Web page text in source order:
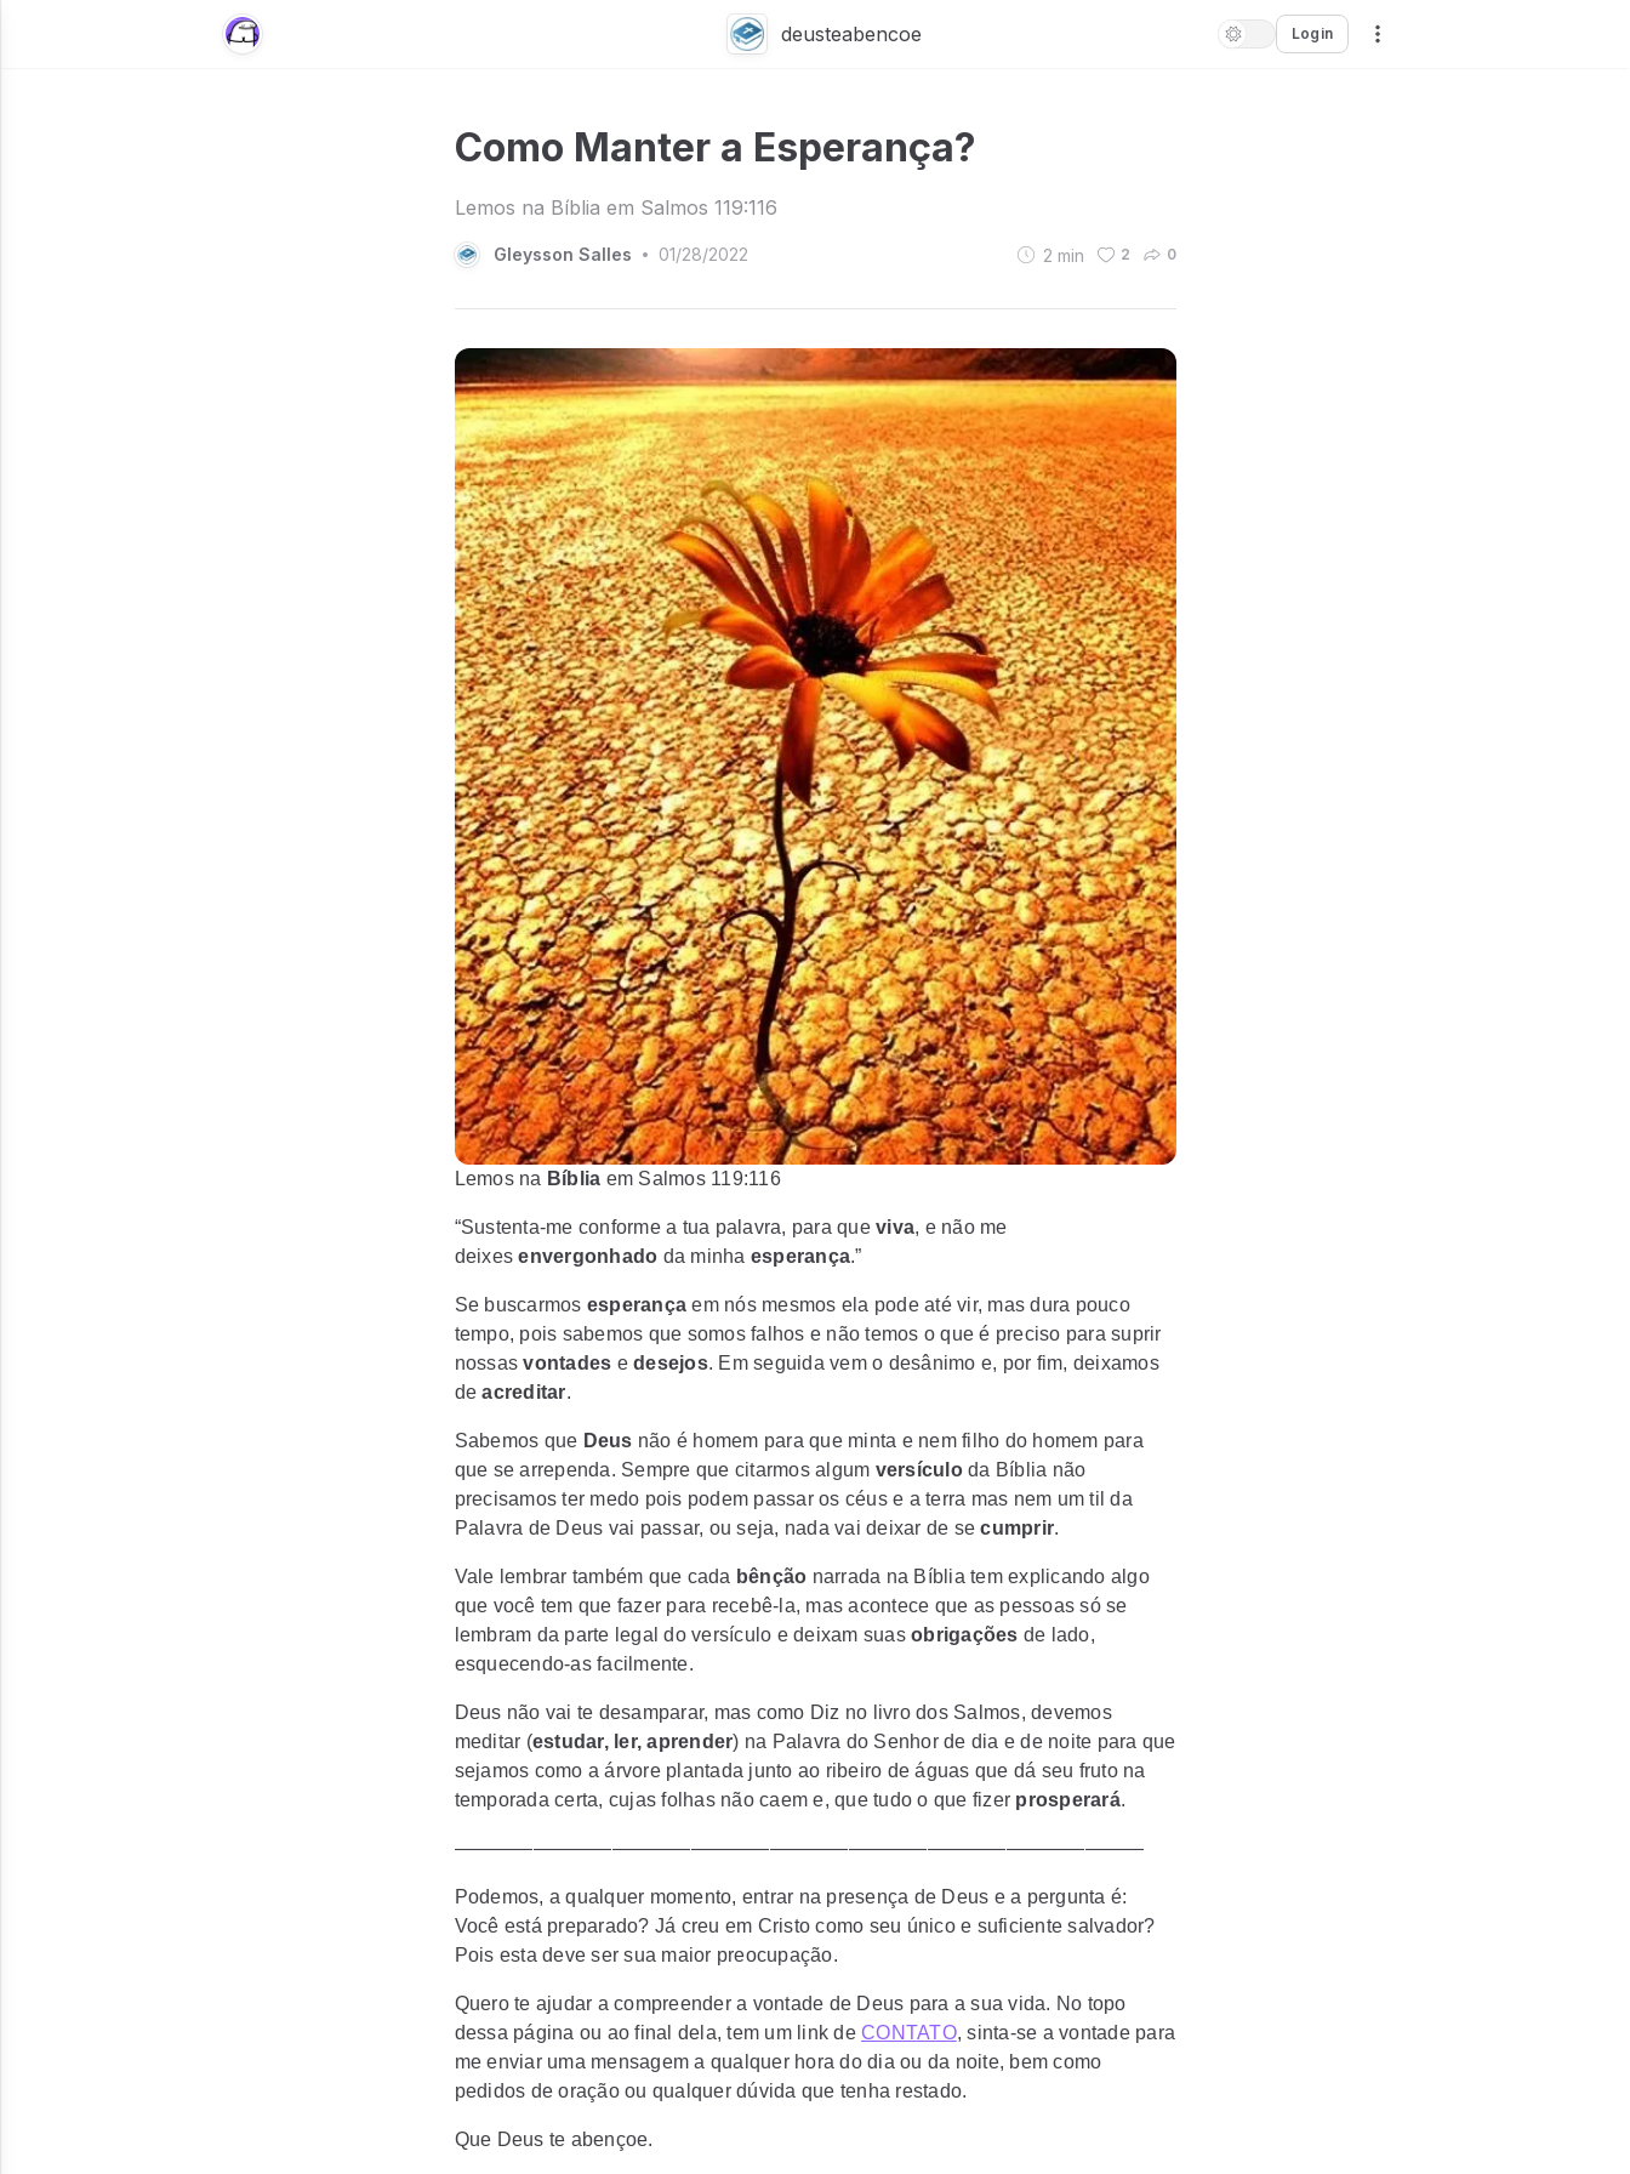
deusteabencoe Login
Como Manter a Esperança?
Lemos na Bíblia em Salmos 119:116
Gleysson Salles • 01/28/2022 2 min 2 0
Lemos na Bíblia em Salmos 119:116
“Sustenta-me conforme a tua palavra, para que viva, e não me
deixes envergonhado da minha esperança.”
Se buscarmos esperança em nós mesmos ela pode até vir, mas dura pouco
tempo, pois sabemos que somos falhos e não temos o que é preciso para suprir
nossas vontades e desejos. Em seguida vem o desânimo e, por fim, deixamos
de acreditar.
Sabemos que Deus não é homem para que minta e nem filho do homem para
que se arrependa. Sempre que citarmos algum versículo da Bíblia não
precisamos ter medo pois podem passar os céus e a terra mas nem um til da
Palavra de Deus vai passar, ou seja, nada vai deixar de se cumprir.
Vale lembrar também que cada bênção narrada na Bíblia tem explicando algo
que você tem que fazer para recebê-la, mas acontece que as pessoas só se
lembram da parte legal do versículo e deixam suas obrigações de lado,
esquecendo-as facilmente.
Deus não vai te desamparar, mas como Diz no livro dos Salmos, devemos
meditar (estudar, ler, aprender) na Palavra do Senhor de dia e de noite para que
sejamos como a árvore plantada junto ao ribeiro de águas que dá seu fruto na
temporada certa, cujas folhas não caem e, que tudo o que fizer prosperará.
———————————————————————————————————
Podemos, a qualquer momento, entrar na presença de Deus e a pergunta é:
Você está preparado? Já creu em Cristo como seu único e suficiente salvador?
Pois esta deve ser sua maior preocupação.
Quero te ajudar a compreender a vontade de Deus para a sua vida. No topo
dessa página ou ao final dela, tem um link de CONTATO, sinta-se a vontade para
me enviar uma mensagem a qualquer hora do dia ou da noite, bem como
pedidos de oração ou qualquer dúvida que tenha restado.
Que Deus te abençoe.